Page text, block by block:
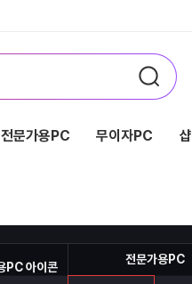
전문가용PC 무이자PC
전문가용PC